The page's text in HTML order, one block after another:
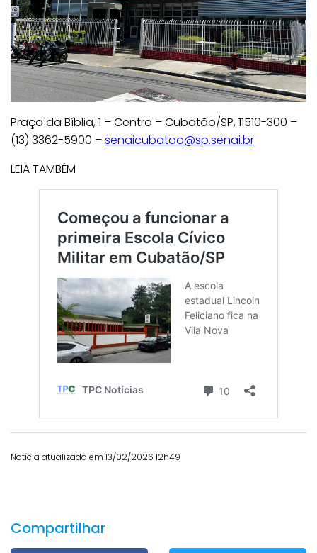
Praça da Bíblia, 1 – Centro – Cubatão/SP, 11510-300 –
(13) 3362-5900 –senaicubatao@sp.senai.br
LEIA TAMBÉM
Notícia atualizada em 13/02/2026 12h49
Compartilhar